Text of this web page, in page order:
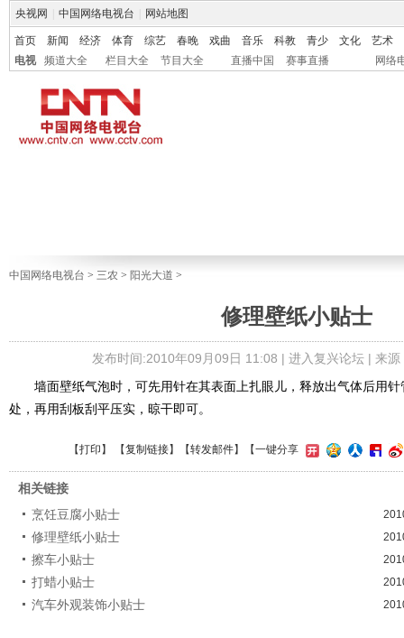
央视网 中国网络电视台 网站地图
首页 新闻 经济 体育 综艺 春晚 戏曲 音乐 科教 青少 文化
艺术
电视
频道大全 栏目大全 节目大全 直播中国 赛事直播 网络
中国网络电视台 > 三农 > 阳光大道 >
修理壁纸小贴士
发布时间:2010年09月09日 11:08 | 进入复兴论坛| 来源
墙面壁纸气泡时，可先用针在其表面上扎眼儿，释放出气体后用针
处，再用刮板刮平压实，晾干即可。
【打印 】 【复制链接】【转发邮件】 【一键分享
相关链接
烹饪豆腐小贴士
修理壁纸小贴士
擦车小贴士
打蜡小贴士
汽车外观装饰小贴士